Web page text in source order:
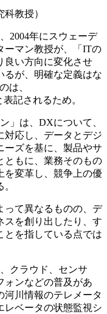
教授）
2004年にスウェーデ
ーマン教授が、「ITの
良い方向に変化させ
るが、明確な定義はな
は、
表記されるため。
」は、DXについて、
対応し、データとデジ
ーズを基に、製品やサ
ともに、業務そのもの
を変革し、競争上の優
て異なるものの、デ
スを創り出したり、す
とを指している点では
クラウド、センサ
ォンなどの普及があ
河川情報のテレメータ
レベータの状態監視シ